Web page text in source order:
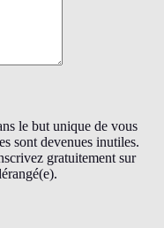
le but unique de vous
sont devenues inutiles.
gratuitement sur